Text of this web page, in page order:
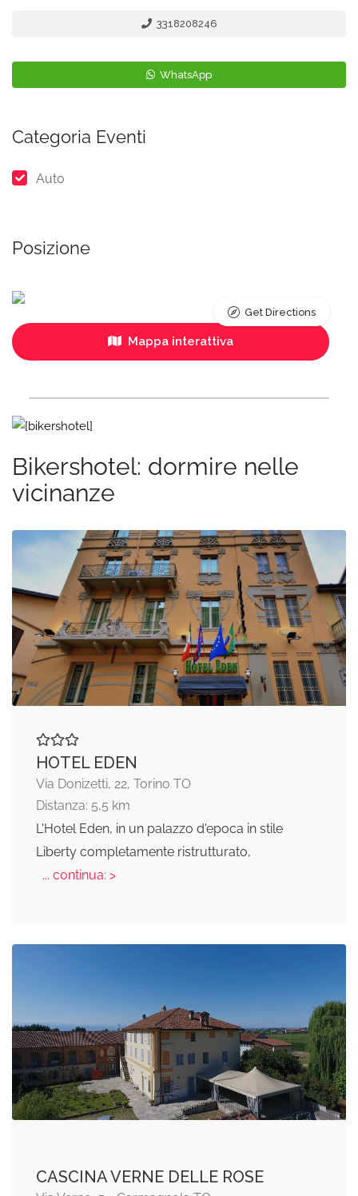
3318208246
WhatsApp
Categoria Eventi
Auto
Posizione
Mappa interattiva
Get Directions
Bikershotel: dormire nelle
vicinanze
HOTEL EDEN
Via Donizetti, 22, Torino TO
Distanza: 5,5 km
L'Hotel Eden, in un palazzo d'epoca in stile
Liberty completamente ristrutturato,
... continua: >
CASCINA VERNE DELLE ROSE